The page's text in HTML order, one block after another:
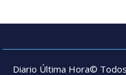
Diario Última Hora©